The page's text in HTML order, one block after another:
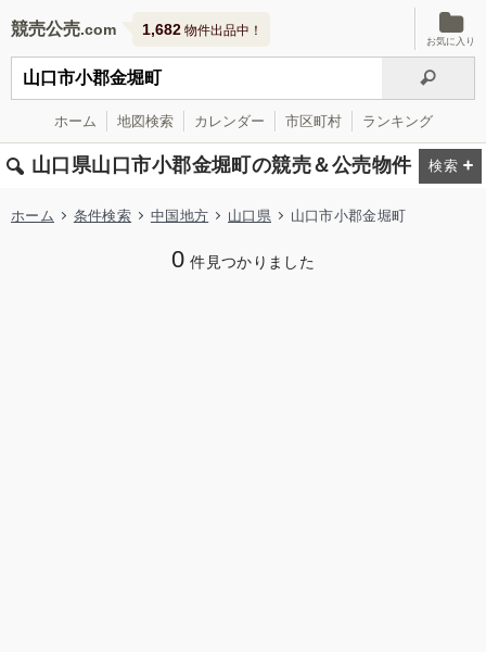
競売公売 1,682 物件出品中！
お気に入り
ホーム 地図検索 カレンダー 市区町村 ランキング
山口県山口市小郡金堀町の競売＆公売物件
ホーム 条件検索 中国地方 山口県 山口市小郡金堀町
0 件見つかりました